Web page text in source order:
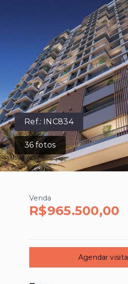
Ref.: INC834
36 fotos
Venda
R$965.500,00
Agendar visita